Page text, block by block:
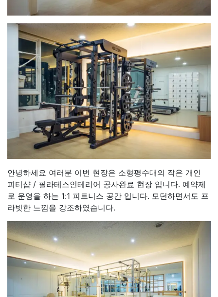
안녕하세요 여러분 이번 현장은 소형평수대의 작은 개인
피티샵 / 필라테스인테리어 공사완료 현장 입니다. 예약제
로 운영을 하는 1:1 피트니스 공간 입니다. 모던하면서도 프
라빗한 느낌을 강조하였습니다.